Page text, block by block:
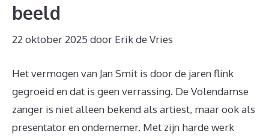
beeld
22 oktober 2025 door Erik de Vries
Het vermogen van Jan Smit is door de jaren flink
gegroeid en dat is geen verrassing. De Volendamse
zanger is niet alleen bekend als artiest, maar ook als
presentator en ondernemer. Met zijn harde werk